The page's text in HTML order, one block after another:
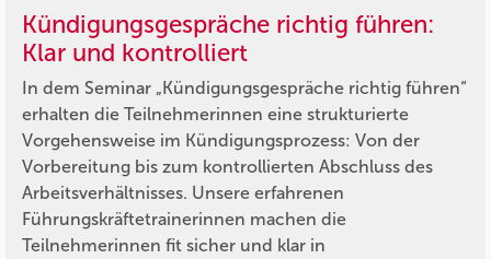
Kündigungsgespräche richtig führen:
Klar und kontrolliert
In dem Seminar „Kündigungsgespräche richtig führen“
erhalten die Teilnehmerinnen eine strukturierte
Vorgehensweise im Kündigungsprozess: Von der
Vorbereitung bis zum kontrollierten Abschluss des
Arbeitsverhältnisses. Unsere erfahrenen
Führungskräftetrainerinnen machen die
Teilnehmerinnen fit sicher und klar in